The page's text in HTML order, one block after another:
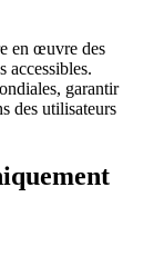
en œuvre des
accessibles.
garantir
des utilisateurs